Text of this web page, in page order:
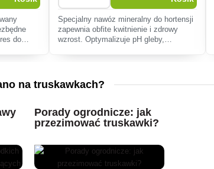
do
Specjalny nawóz mineralny do hortensji
zapewnia obfite kwitnienie i zdrowy
wzrost. Optymalizuje pH gleby,
na truskawkach?
Porady ogrodnicze: jak
przezimować truskawki?